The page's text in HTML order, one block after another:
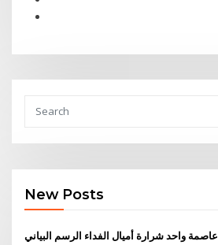
New Posts
عاصمة واحد شرارة أميال الفداء الرسم البياني